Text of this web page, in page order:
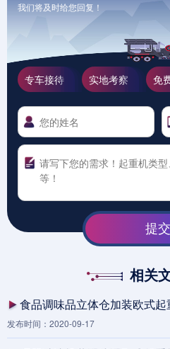
我们将及时给您回复！
专车接待 实地考察 免
提交
相关
食品调味品立体仓加装欧式起重机时，吊点复核、
发布时间：2020-09-17